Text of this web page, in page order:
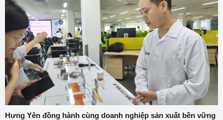
Hưng Yên đồng hành cùng doanh nghiệp sản xuất bền vững